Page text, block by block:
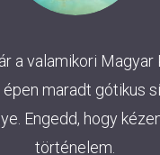
a valamikori Magyar
maradt gótikus
Engedd, hogy
történelem.